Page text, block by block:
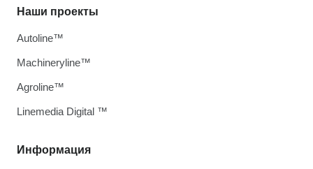
Информация
Наши проекты
Autoline™
Machineryline™
Agroline™
Linemedia Digital ™